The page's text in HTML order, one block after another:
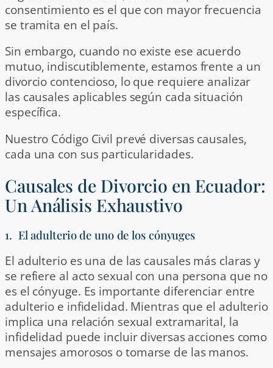
consentimiento es el que con mayor frecuencia
se tramita en el país.
Sin embargo, cuando no existe ese acuerdo
mutuo, indiscutiblemente, estamos frente a un
divorcio contencioso, lo que requiere analizar
las causales aplicables según cada situación
específica.
Nuestro Código Civil prevé diversas causales,
cada una con sus particularidades.
Causales de Divorcio en Ecuador:
Un Análisis Exhaustivo
1. El adulterio de uno de los cónyuges
El adulterio es una de las causales más claras y
se refiere al acto sexual con una persona que no
es el cónyuge. Es importante diferenciar entre
adulterio e infidelidad. Mientras que el adulterio
implica una relación sexual extramarital, la
infidelidad puede incluir diversas acciones como
mensajes amorosos o tomarse de las manos.